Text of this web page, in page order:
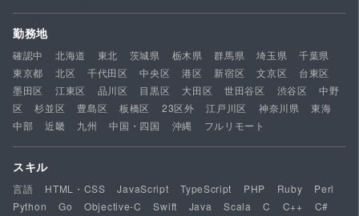
勤務地
確認中 北海道 東北 茨城県 栃木県 群馬県 埼玉県
千葉県
東京都
北区 千代田区 中央区 港区 新宿区 文京区
台東区
墨田区
江東区 品川区 目黒区 大田区 世田谷区 渋谷区
中野
区
杉並区 豊島区 板橋区 23区外 江戸川区 神奈川県
東海
中部
近畿 九州 中国・四国 沖縄 フルリモート
スキル
言語 HTML・CSS JavaScript TypeScript PHP Ruby
Perl
Python
Go Objective-C Swift Java Scala C C++
C#